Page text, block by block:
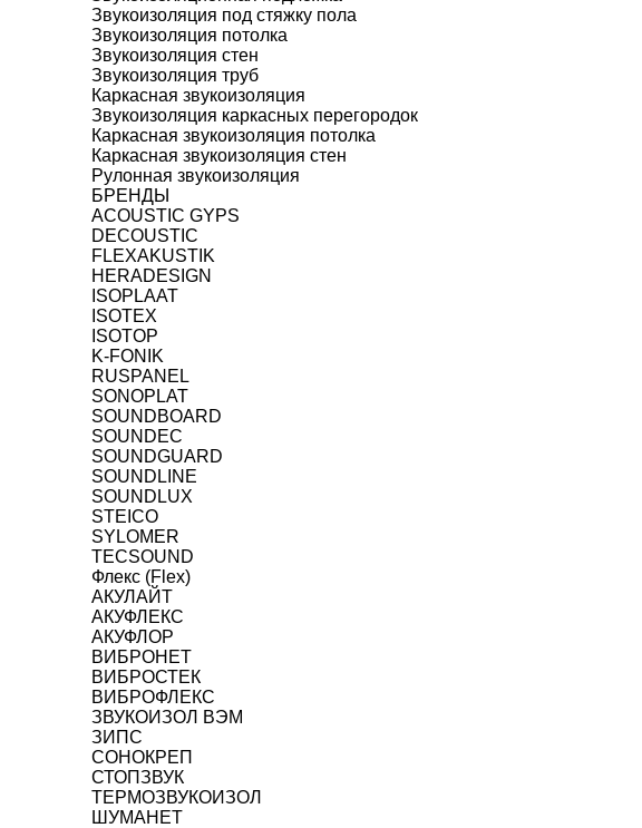
Звукоизоляция под стяжку пола
Звукоизоляция потолка
Звукоизоляция стен
Звукоизоляция труб
Каркасная звукоизоляция
Звукоизоляция каркасных перегородок
Каркасная звукоизоляция потолка
Каркасная звукоизоляция стен
Рулонная звукоизоляция
БРЕНДЫ
ACOUSTIC GYPS
DECOUSTIC
FLEXAKUSTIK
HERADESIGN
ISOPLAAT
ISOTEX
ISOTOP
K-FONIK
RUSPANEL
SONOPLAT
SOUNDBOARD
SOUNDEC
SOUNDGUARD
SOUNDLINE
SOUNDLUX
STEICO
SYLOMER
TECSOUND
Флекс (Flex)
АКУЛАЙТ
АКУФЛЕКС
АКУФЛОР
ВИБРОНЕТ
ВИБРОСТЕК
ВИБРОФЛЕКС
ЗВУКОИЗОЛ ВЭМ
ЗИПС
СОНОКРЕП
СТОПЗВУК
ТЕРМОЗВУКОИЗОЛ
ШУМАНЕТ